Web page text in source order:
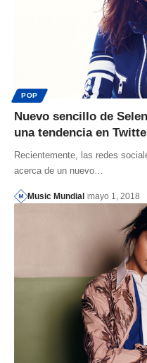
POP
Nuevo sencillo de
una tendencia en
Recientemente, las redes
acerca de un nuevo…
Music Mundial mayo 1, 2018